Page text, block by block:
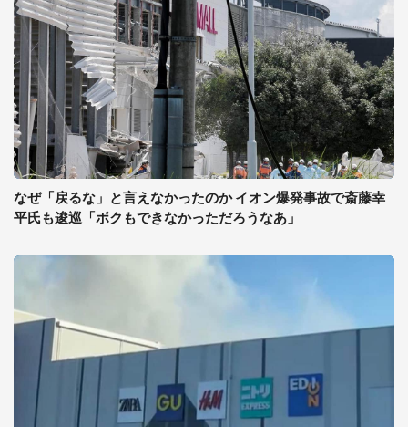
なぜ「戻るな」と言えなかったのか イオン爆発事故で斎藤幸
平氏も逡巡「ボクもできなかっただろうなあ」